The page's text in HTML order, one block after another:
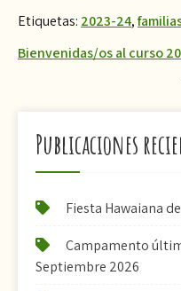
Etiquetas: 2023-24,
Navegación
entradas
Bienvenidas/os al curso
Publicaciones
Fiesta Hawaiana
Campamento
Septiembre 2026